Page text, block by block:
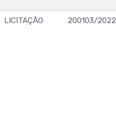
LICITAÇÃO 200103/2022